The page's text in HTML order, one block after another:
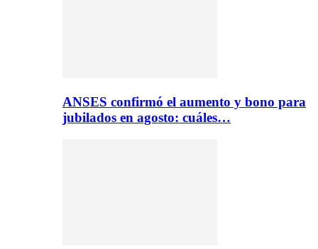
ANSES confirmó el aumento y bono para
jubilados en agosto: cuáles…